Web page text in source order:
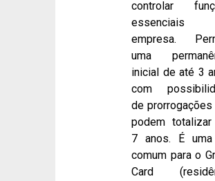
controlar
essenciais
empresa.
uma
inicial de até 3
com
de prorrogações
podem
7 anos. É
comum para o
Card